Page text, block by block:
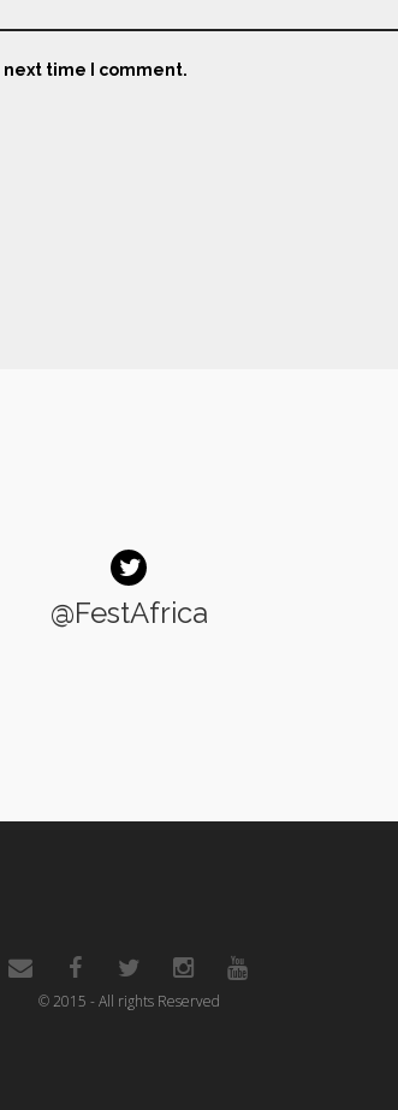
time I comment.
@FestAfrica
© 2015 - All rights Reserved